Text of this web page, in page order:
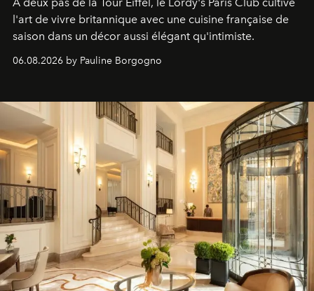
l'art de vivre britannique avec une cuisine française de
saison dans un décor aussi élégant qu'intimiste.
06.08.2026 by Pauline Borgogno